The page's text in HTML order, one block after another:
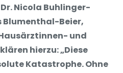
Nicola Buhlinger-
Blumenthal-Beier,
und
hierzu: „Diese
Katastrophe. Ohne